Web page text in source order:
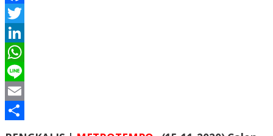
Facebook
Twitter
LinkedIn
WhatsApp
Line
Email